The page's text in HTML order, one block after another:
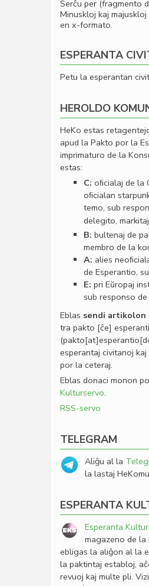
Serĉu per (fragmento
Minuskloj kaj
en x-formato.
ESPERANTA
Petu la esperantan
HEROLDO
HeKo estas
apud la Pakto por la
imprimaturo de la
estas:
C: oﬁcialaj de la
oﬁcialan
temo, sub
delegito,
B: bultenaj de
membro de la
A: alies
de Esperantio,
E: pri Eŭropaj
sub responso
Eblas sendi artikolon
tra pakto [ĉe]
esperantaj civitanoj
por la ceteraj.
Eblas donaci monon
Kulturservo.
RSS-servo
TELEGRAM
Aliĝu al la
la lastaj
ESPERANTA
Esperanta
magazeno de
ebligas la aliĝon al la
la paktintaj establoj,
revuoj kaj multe pli.